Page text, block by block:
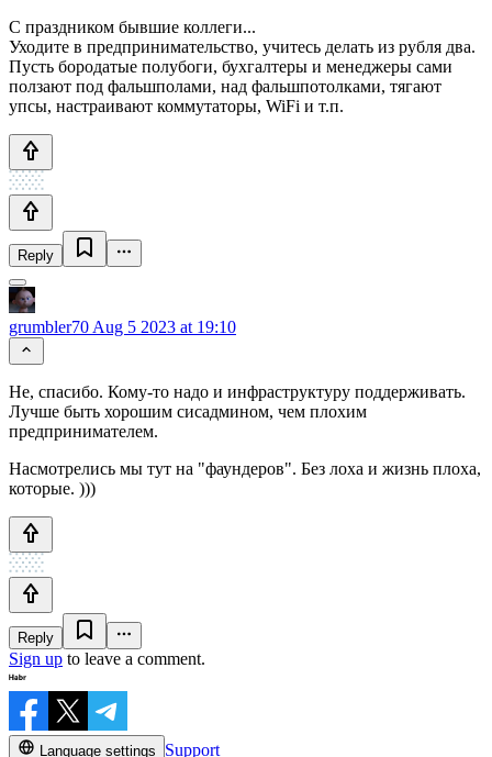
С праздником бывшие коллеги...
Уходите в предпринимательство, учитесь делать из рубля два.
Пусть бородатые полубоги, бухгалтеры и менеджеры сами
ползают под фальшполами, над фальшпотолками, тягают
упсы, настраивают коммутаторы, WiFi и т.п.
Reply
grumbler70 Aug 5 2023 at 19:10
Не, спасибо. Кому-то надо и инфраструктуру поддерживать.
Лучше быть хорошим сисадмином, чем плохим
предпринимателем.
Насмотрелись мы тут на "фаундеров". Без лоха и жизнь плоха,
которые. )))
Reply
Sign up to leave a comment.
Language settings Support